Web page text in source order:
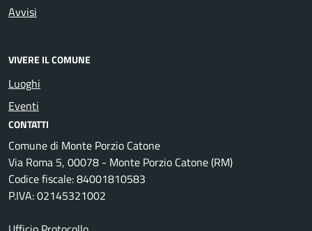
Avvisi
VIVERE IL COMUNE
Luoghi
Eventi
CONTATTI
Comune di Monte Porzio Catone
Via Roma 5, 00078 - Monte Porzio Catone (RM)
Codice fiscale: 84001810583
P.IVA: 02145321002